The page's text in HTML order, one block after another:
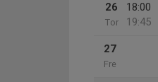
26
Tor
18:00
19:45
27
Fre